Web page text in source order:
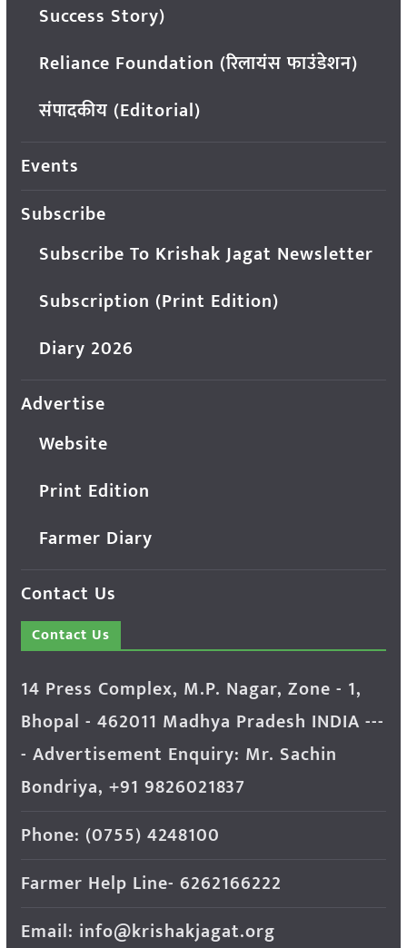
Success Story)
Reliance Foundation (रिलायंस फाउंडेशन)
संपादकीय (Editorial)
Events
Subscribe
Subscribe To Krishak Jagat Newsletter
Subscription (Print Edition)
Diary 2026
Advertise
Website
Print Edition
Farmer Diary
Contact Us
Contact Us
14 Press Complex, M.P. Nagar, Zone - 1,
Bhopal - 462011 Madhya Pradesh INDIA ---
- Advertisement Enquiry: Mr. Sachin
Bondriya, +91 9826021837
Phone: (0755) 4248100
Farmer Help Line- 6262166222
Email: info@krishakjagat.org